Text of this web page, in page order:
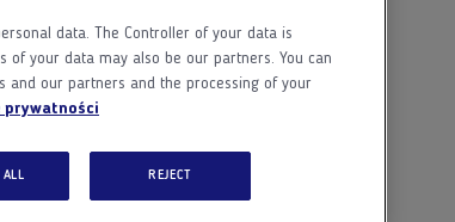
Pielęgniarką
,
data. The Controller of your data is
of your data may also be our partners. You can
and our partners and the processing of your
prywatności
ALL REJECT